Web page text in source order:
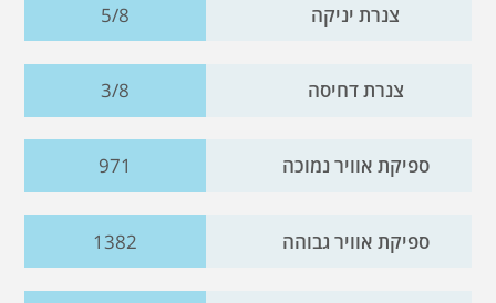
צנרת יניקה 5/8
צנרת דחיסה 3/8
ספיקת אוויר נמוכה 971
ספיקת אוויר גבוהה 1382